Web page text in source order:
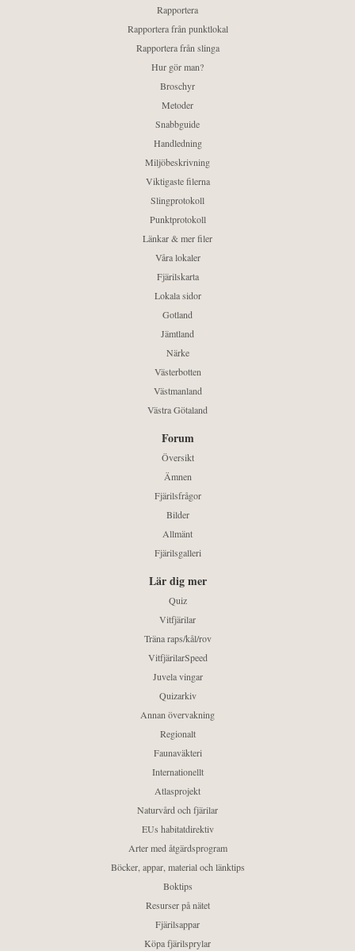
Rapportera
Rapportera från punktlokal
Rapportera från slinga
Hur gör man?
Broschyr
Metoder
Snabbguide
Handledning
Miljöbeskrivning
Viktigaste filerna
Slingprotokoll
Punktprotokoll
Länkar & mer filer
Våra lokaler
Fjärilskarta
Lokala sidor
Gotland
Jämtland
Närke
Västerbotten
Västmanland
Västra Götaland
Forum
Översikt
Ämnen
Fjärilsfrågor
Bilder
Allmänt
Fjärilsgalleri
Lär dig mer
Quiz
Vitfjärilar
Träna raps/kål/rov
VitfjärilarSpeed
Juvela vingar
Quizarkiv
Annan övervakning
Regionalt
Faunaväkteri
Internationellt
Atlasprojekt
Naturvård och fjärilar
EUs habitatdirektiv
Arter med åtgärdsprogram
Böcker, appar, material och länktips
Boktips
Resurser på nätet
Fjärilsappar
Köpa fjärilsprylar